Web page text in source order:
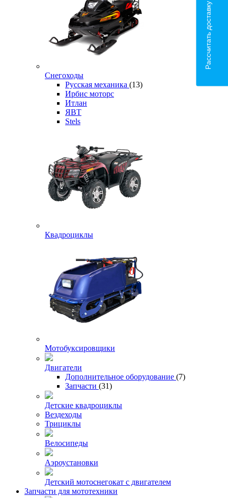
Снегоходы
Русская механика (13)
Ирбис моторс
Итлан
ЯВТ
Stels
Квадроциклы
Мотобуксировщики
Двигатели
Дополнительное оборудование (7)
Запчасти (31)
Детские квадроциклы
Вездеходы
Трициклы
Велосипеды
Аэроустановки
Детский мотоснегокат с двигателем
Запчасти для мототехники
Рассчитать доставку